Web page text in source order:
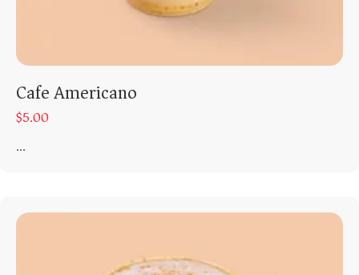
Cafe Americano
$5.00
...